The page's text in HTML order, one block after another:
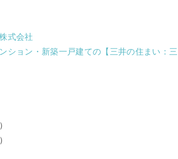
式会社
ション・新築一戸建ての【三井の住まい：三